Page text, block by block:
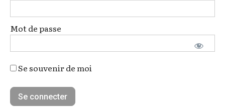
Mot de passe
Se souvenir de moi